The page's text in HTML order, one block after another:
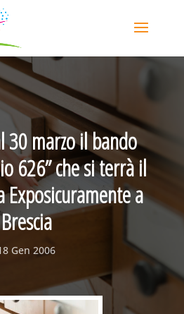
30 marzo il bando
626” che si terrà il
a
Brescia
Gen 2006